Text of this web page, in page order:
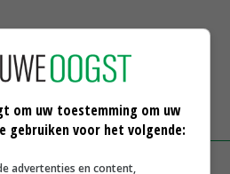
om uw toestemming om uw
gebruiken voor het volgende:
advertenties en content,